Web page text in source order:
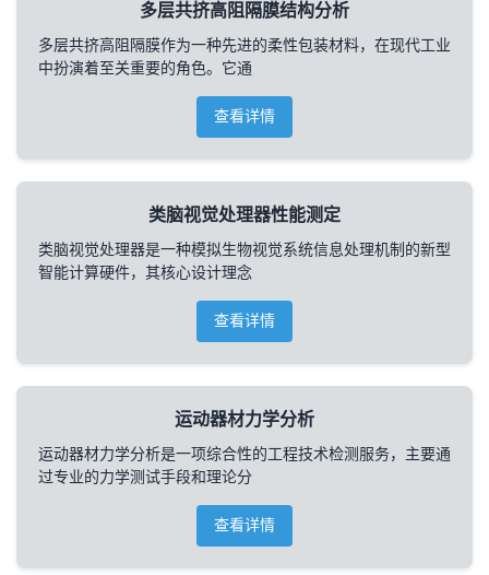
多层共挤高阻隔膜结构分析
多层共挤高阻隔膜作为一种先进的柔性包装材料，在现代工业
中扮演着至关重要的角色。它通
查看详情
类脑视觉处理器性能测定
类脑视觉处理器是一种模拟生物视觉系统信息处理机制的新型
智能计算硬件，其核心设计理念
查看详情
运动器材力学分析
运动器材力学分析是一项综合性的工程技术检测服务，主要通
过专业的力学测试手段和理论分
查看详情